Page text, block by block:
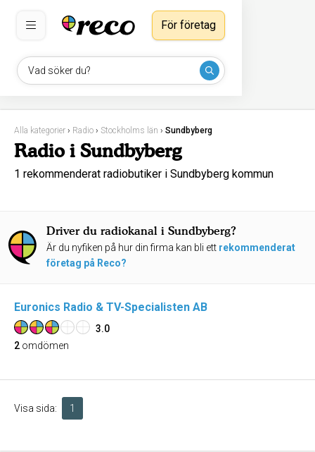
Vad söker du?
För företag
Alla kategorier › Radio › Stockholms län › Sundbyberg
Radio i Sundbyberg
1 rekommenderat radiobutiker i Sundbyberg kommun
Driver du radiokanal i Sundbyberg?
Är du nyfiken på hur din firma kan bli ett rekommenderat
företag på Reco?
Euronics Radio & TV-Specialisten AB
3.0
2 omdömen
Visa sida: 1